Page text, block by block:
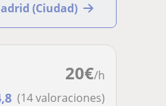
(Ciudad)
20€/h
(14 valoraciones)